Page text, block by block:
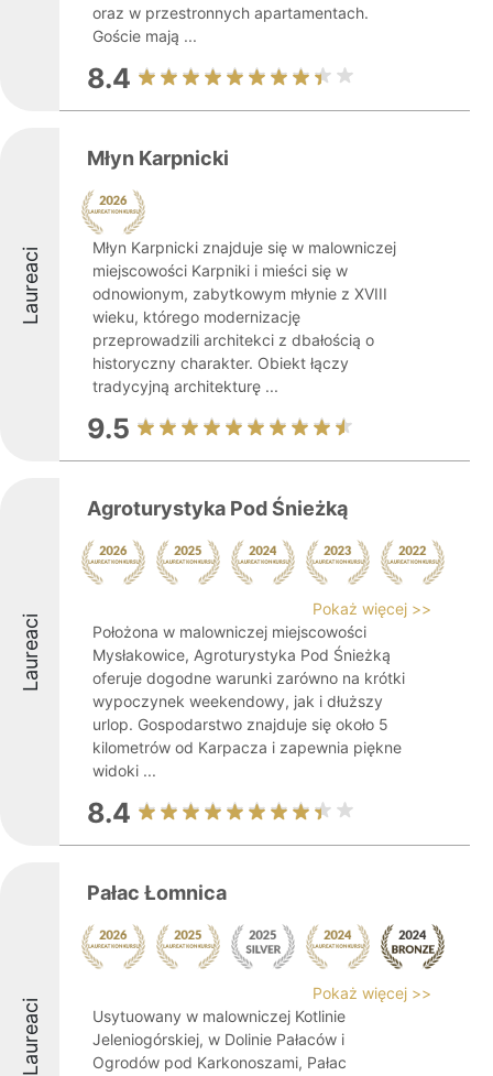
oraz w przestronnych apartamentach.
Goście mają ...
8.4
Laureaci
Młyn Karpnicki
Młyn Karpnicki znajduje się w malowniczej
miejscowości Karpniki i mieści się w
odnowionym, zabytkowym młynie z XVIII
wieku, którego modernizację
przeprowadzili architekci z dbałością o
historyczny charakter. Obiekt łączy
tradycyjną architekturę ...
9.5
Laureaci
Agroturystyka Pod Śnieżką
Pokaż więcej >>
Położona w malowniczej miejscowości
Mysłakowice, Agroturystyka Pod Śnieżką
oferuje dogodne warunki zarówno na krótki
wypoczynek weekendowy, jak i dłuższy
urlop. Gospodarstwo znajduje się około 5
kilometrów od Karpacza i zapewnia piękne
widoki ...
8.4
Laureaci
Pałac Łomnica
Pokaż więcej >>
Usytuowany w malowniczej Kotlinie
Jeleniogórskiej, w Dolinie Pałaców i
Ogrodów pod Karkonoszami, Pałac